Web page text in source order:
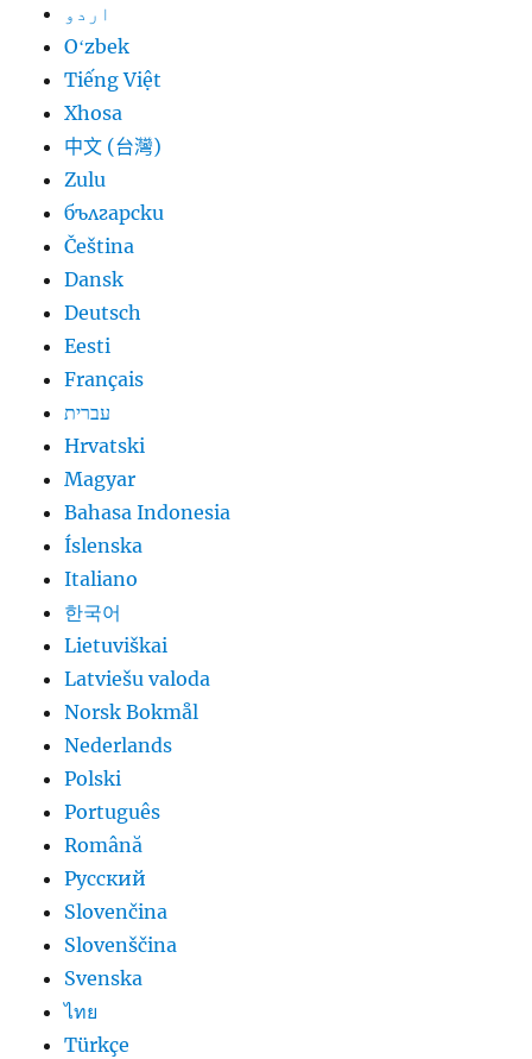
اردو
Oʻzbek
Tiếng Việt
Xhosa
中文 (台灣)
Zulu
български
Čeština
Dansk
Deutsch
Eesti
Français
עברית
Hrvatski
Magyar
Bahasa Indonesia
Íslenska
Italiano
한국어
Lietuviškai
Latviešu valoda
Norsk Bokmål
Nederlands
Polski
Português
Română
Русский
Slovenčina
Slovenščina
Svenska
ไทย
Türkçe